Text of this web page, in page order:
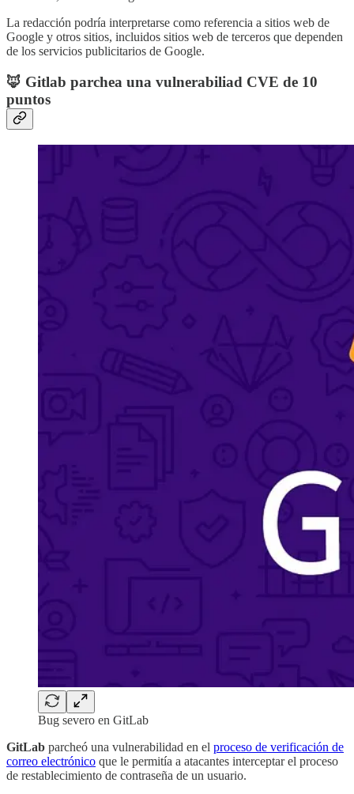
La redacción podría interpretarse como referencia a sitios web de
Google y otros sitios, incluidos sitios web de terceros que dependen
de los servicios publicitarios de Google.
🦊 Gitlab parchea una vulnerabiliad CVE de 10
puntos
Bug severo en GitLab
GitLab parcheó una vulnerabilidad en el proceso de verificación de
correo electrónico que le permitía a atacantes interceptar el proceso
de restablecimiento de contraseña de un usuario.